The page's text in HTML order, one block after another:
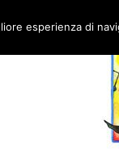
esperienza di